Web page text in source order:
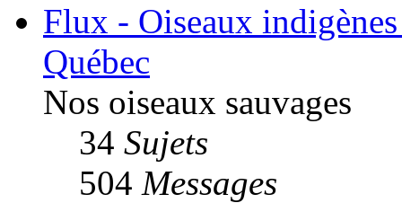
Flux - Oiseaux
Québec
Nos oiseaux sauvages
34 Sujets
504 Messages